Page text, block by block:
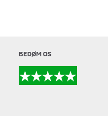
BEDØM OS